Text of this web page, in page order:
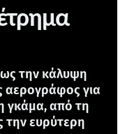
την κάλυψη
αερογράφος για
γκάμα, από τη
την ευρύτερη